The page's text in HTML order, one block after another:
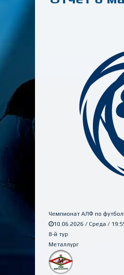
Чемпионат АЛФ по
10.06.2026 / Среда /
8-й тур
Металлург